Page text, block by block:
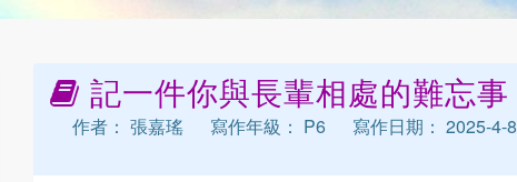
記一件你與長輩相處的難忘事
作者： 張嘉瑤 寫作年級： P6 寫作日期： 2025-4-8